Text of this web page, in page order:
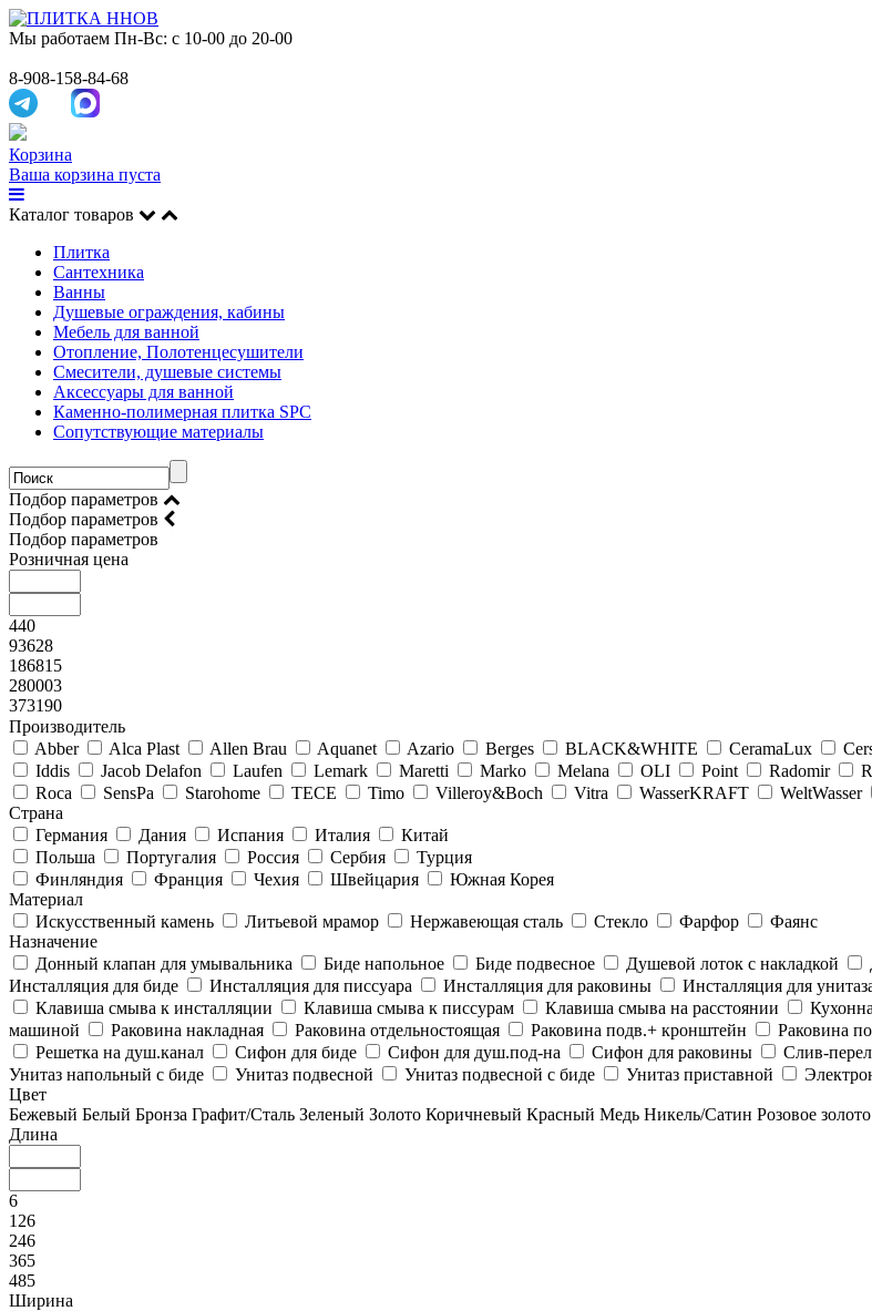
Мы работаем Пн-Вс: с 10-00 до 20-00
8-908-158-84-68
Корзина
Ваша корзина пуста
Каталог товаров
Плитка
Сантехника
Ванны
Душевые ограждения, кабины
Мебель для ванной
Отопление, Полотенцесушители
Смесители, душевые системы
Аксессуары для ванной
Каменно-полимерная плитка SPC
Сопутствующие материалы
Подбор параметров
Подбор параметров
Подбор параметров
Розничная цена
440
93628
186815
280003
373190
Производитель
Abber
Alca Plast Allen Brau Aquanet Azario Berges BLACK&WHITE CeramaLux
Iddis
Jacob Delafon Laufen Lemark Maretti Marko Melana OLI Point Radomir
Roca
SensPa Starohome TECE Timo Villeroy&Boсh Vitra WasserKRAFT WeltWasser
Страна
Германия
Дания Испания Италия
Китай
Польша
Португалия Россия Сербия
Турция
Финляндия
Франция Чехия Швейцария
Южная Корея
Материал
Искусственный камень
Литьевой мрамор Нержавеющая сталь Стекло Фарфор
Фаянс
Назначение
Донный клапан для умывальника
Биде напольное Биде подвесное Душевой лоток с накладкой
Инсталляция для биде
Инсталляция для писсуара Инсталляция для раковины Инсталляция для
Клавиша смыва к инсталляции
Клавиша смыва к писсурам Клавиша смыва на расстоянии
машиной
Раковина накладная Раковина отдельностоящая Раковина подв.+ кронштейн Раковина
Решетка на душ.канал
Сифон для биде Сифон для душ.под-на Сифон для раковины Слив-
Унитаз напольный с биде
Унитаз подвесной Унитаз подвесной с биде Унитаз приставной
Цвет
Бежевый Белый Бронза Графит/Сталь Зеленый Золото Коричневый Красный Медь Никель/Сатин Розовое золото
Длина
6
126
246
365
485
Ширина